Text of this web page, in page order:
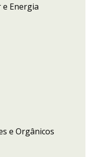
e Energia
e Orgânicos